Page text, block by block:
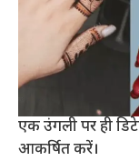
एक उंगली पर ही
आकर्षित करें।